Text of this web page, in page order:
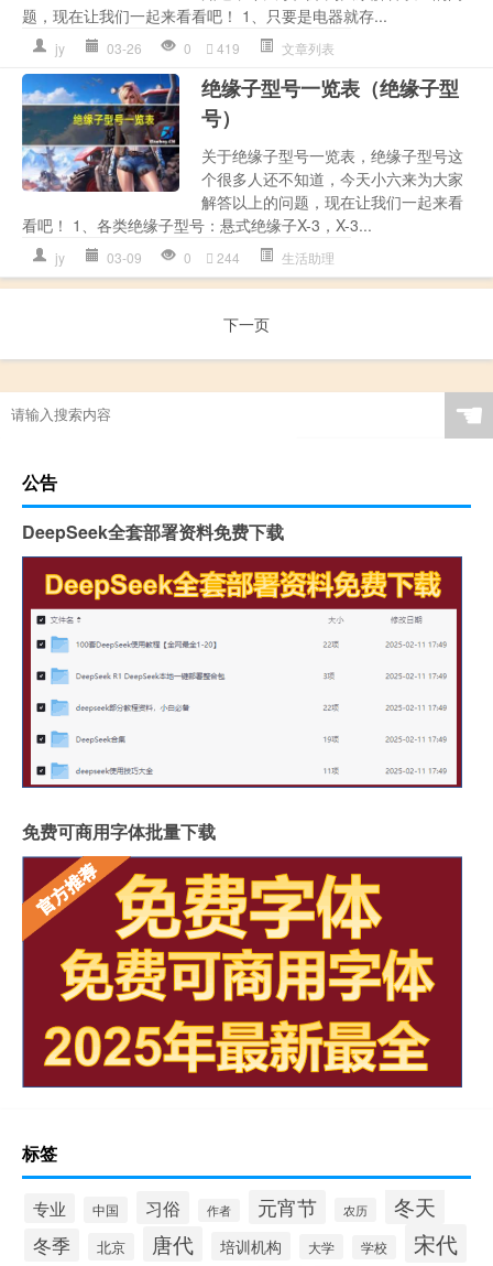
题，现在让我们一起来看看吧！ 1、只要是电器就存...
jy 03-26 0 419 文章列表
绝缘子型号一览表（绝缘子型
号）
关于绝缘子型号一览表，绝缘子型号这
个很多人还不知道，今天小六来为大家
解答以上的问题，现在让我们一起来看
看吧！ 1、各类绝缘子型号：悬式绝缘子X-3，X-3...
jy 03-09 0 244 生活助理
下一页
☚
公告
DeepSeek全套部署资料免费下载
免费可商用字体批量下载
标签
专业 中国 习俗 作者 元宵节 农历 冬天
冬季 北京 唐代 培训机构 大学 学校 宋代